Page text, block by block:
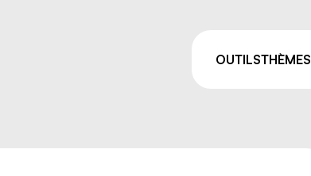
OUTILSTHÈMES